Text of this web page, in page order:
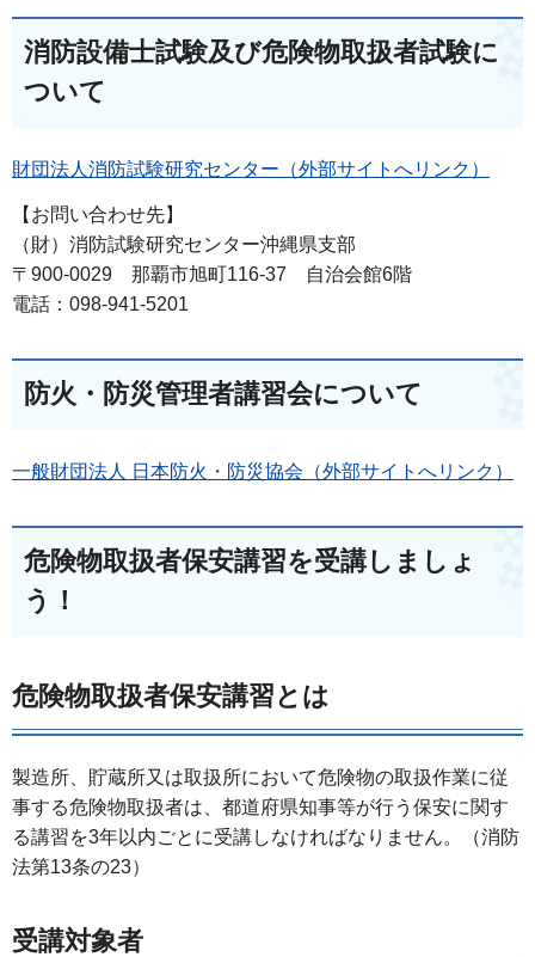
消防設備士試験及び危険物取扱者試験に
ついて
財団法人消防試験研究センター（外部サイトへリンク）
【お問い合わせ先】
（財）消防試験研究センター沖縄県支部
〒900-0029 那覇市旭町116-37 自治会館6階
電話：098-941-5201
防火・防災管理者講習会について
一般財団法人 日本防火・防災協会（外部サイトへリンク）
危険物取扱者保安講習を受講しましょ
う！
危険物取扱者保安講習とは
製造所、貯蔵所又は取扱所において危険物の取扱作業に従
事する危険物取扱者は、都道府県知事等が行う保安に関す
る講習を3年以内ごとに受講しなければなりません。（消防
法第13条の23）
受講対象者